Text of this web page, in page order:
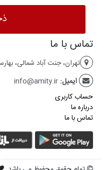
تماس با ما
تهران، جنت آباد شمالی،
ایمیل: info@amity.ir
حساب کاربری
درباره ما
تماس با ما